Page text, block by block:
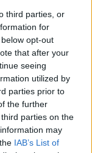
third parties, or
for
opt-out
that after your
seeing
utilized by
parties prior to
the further
parties on the
may
IAB’s List of
numerose,
la
fa
la salute.